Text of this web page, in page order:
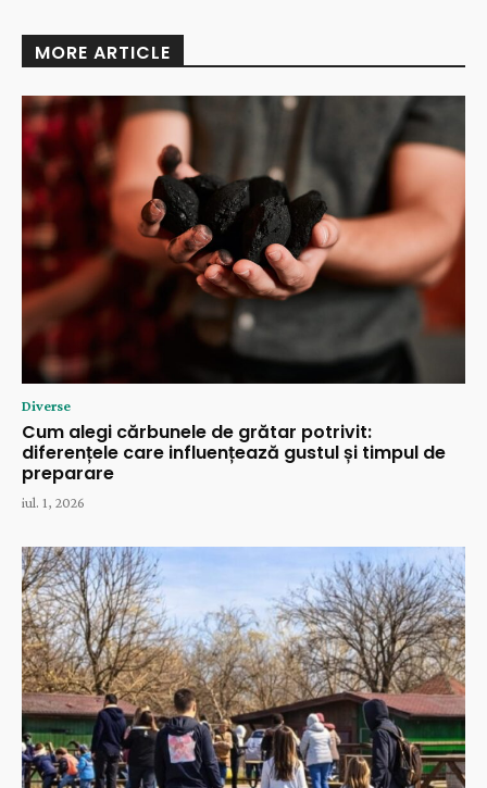
MORE ARTICLE
Diverse
Cum alegi cărbunele de grătar potrivit:
diferențele care influențează gustul și timpul de
preparare
iul. 1, 2026